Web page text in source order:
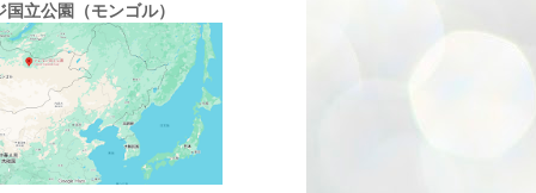
立公園（モンゴル）